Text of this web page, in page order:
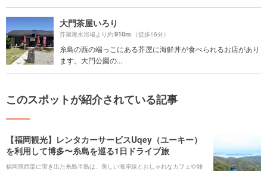
大門茶屋いろり
芥屋海水浴場より約910m （徒歩16分）
糸島の西の端っこにある芥屋に海鮮丼が食べられるお店があり
ます。大門公園の...
このスポットが紹介されている記事
【福岡観光】レンタカーサービスUqey（ユーキー）
を利用して博多〜糸島を巡る1日ドライブ旅
福岡県西部に突き出た糸島半島は、美しい海岸線とおしゃれなカフェや雑